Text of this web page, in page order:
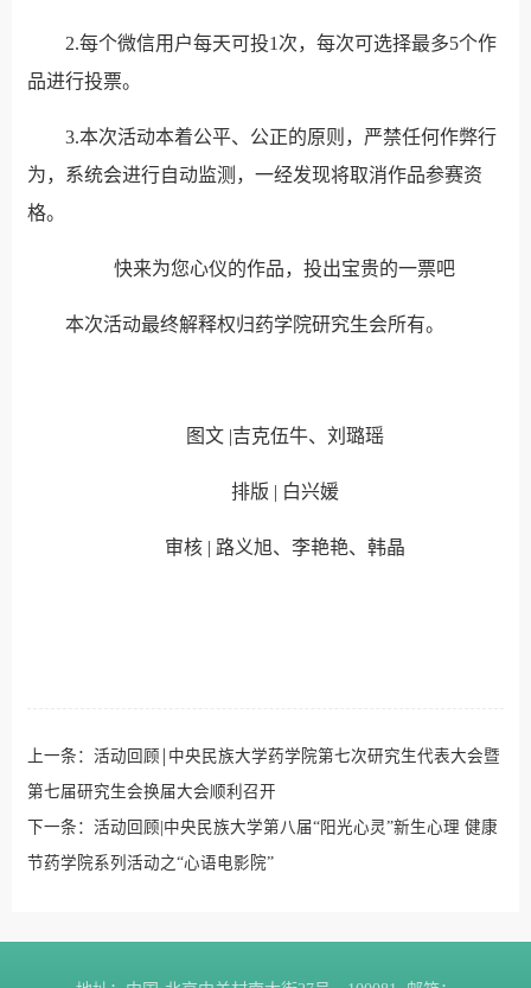
2.每个微信用户每天可投1次，每次可选择最多5个作
品进行投票。
3.本次活动本着公平、公正的原则，严禁任何作弊行
为，系统会进行自动监测，一经发现将取消作品参赛资
格。
快来为您心仪的作品，投出宝贵的一票吧
本次活动最终解释权归药学院研究生会所有。
图文 |吉克伍牛、刘璐瑶
排版 | 白兴媛
审核| 路义旭、李艳艳、韩晶
上一条： 活动回顾￨中央民族大学药学院第七次研究生代表大会暨
第七届研究生会换届大会顺利召开
下一条： 活动回顾|中央民族大学第八届“阳光心灵”新生心理 健康
节药学院系列活动之“心语电影院”